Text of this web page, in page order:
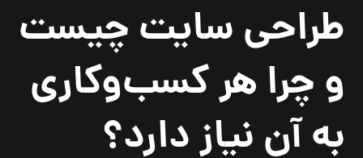
طراحی سایت چیست
و چرا هر کسب‌وکاری
به آن نیاز دارد؟